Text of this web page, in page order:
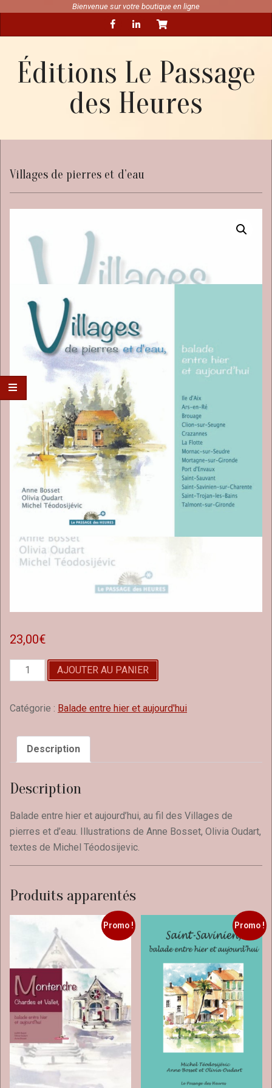
content
Bienvenue sur votre boutique en ligne
Navigation
Éditions Le Passage
des Heures
Villages de pierres et d’eau
23,00€
quantité
de
de
d'eau
AJOUTER AU PANIER
Catégorie : Balade entre hier et aujourd'hui
Description
Description
Balade entre hier et aujourd’hui, au fil des Villages de
pierres et d’eau. Illustrations de Anne Bosset, Olivia Oudart,
textes de Michel Téodosijevic.
Produits apparentés
Promo ! Promo !